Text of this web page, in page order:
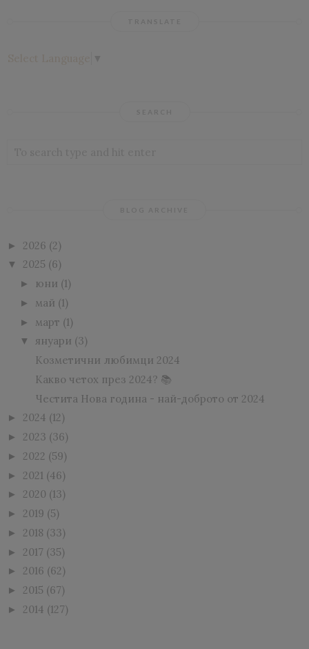
► 2026 (2)
▼ 2025 (6)
► юни (1)
► май (1)
► март (1)
▼ януари (3)
Козметични любимци 2024
Какво четох през 2024? 📚
Честита Нова година - най-доброто от 2024
► 2024 (12)
► 2023 (36)
► 2022 (59)
► 2021 (46)
► 2020 (13)
► 2019 (5)
► 2018 (33)
► 2017 (35)
► 2016 (62)
► 2015 (67)
► 2014 (127)